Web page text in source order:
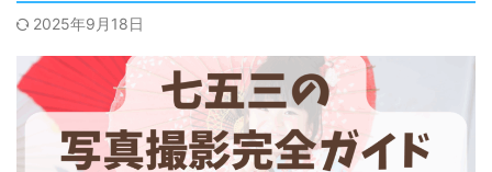
2025年9月18日